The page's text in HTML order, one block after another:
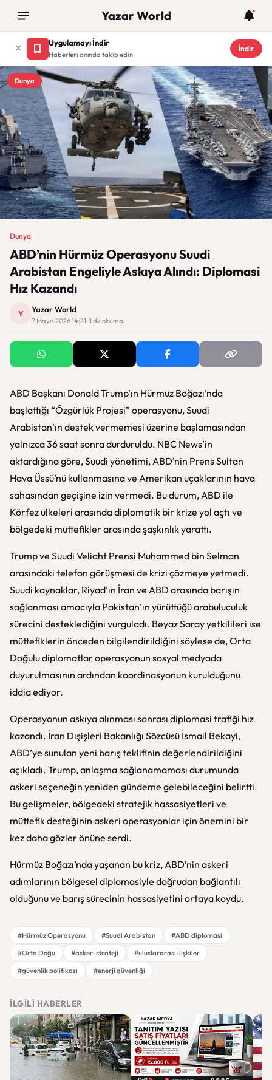
Yazar World
Uygulamayı İndir
Haberleri anında takip edin
İndir
Dunya
Dunya
ABD’nin Hürmüz Operasyonu Suudi
Arabistan Engeliyle Askıya Alındı: Diplomasi
Hız Kazandı
Y Yazar World
7 Mayıs 2026 14:21 · 1 dk okuma
ABD Başkanı Donald Trump’ın Hürmüz Boğazı’nda
başlattığı “Özgürlük Projesi” operasyonu, Suudi
Arabistan’ın destek vermemesi üzerine başlamasından
yalnızca 36 saat sonra durduruldu. NBC News’in
aktardığına göre, Suudi yönetimi, ABD’nin Prens Sultan
Hava Üssü’nü kullanmasına ve Amerikan uçaklarının hava
sahasından geçişine izin vermedi. Bu durum, ABD ile
Körfez ülkeleri arasında diplomatik bir krize yol açtı ve
bölgedeki müttefikler arasında şaşkınlık yarattı.
Trump ve Suudi Veliaht Prensi Muhammed bin Selman
arasındaki telefon görüşmesi de krizi çözmeye yetmedi.
Suudi kaynaklar, Riyad’ın İran ve ABD arasında barışın
sağlanması amacıyla Pakistan’ın yürüttüğü arabuluculuk
sürecini desteklediğini vurguladı. Beyaz Saray yetkilileri ise
müttefiklerin önceden bilgilendirildiğini söylese de, Orta
Doğulu diplomatlar operasyonun sosyal medyada
duyurulmasının ardından koordinasyonun kurulduğunu
iddia ediyor.
Operasyonun askıya alınması sonrası diplomasi trafiği hız
kazandı. İran Dışişleri Bakanlığı Sözcüsü İsmail Bekayi,
ABD’ye sunulan yeni barış teklifinin değerlendirildiğini
açıkladı. Trump, anlaşma sağlanamaması durumunda
askeri seçeneğin yeniden gündeme gelebileceğini belirtti.
Bu gelişmeler, bölgedeki stratejik hassasiyetleri ve
müttefik desteğinin askeri operasyonlar için önemini bir
kez daha gözler önüne serdi.
Hürmüz Boğazı’nda yaşanan bu kriz, ABD’nin askeri
adımlarının bölgesel diplomasiyle doğrudan bağlantılı
olduğunu ve barış sürecinin hassasiyetini ortaya koydu.
#Hürmüz Operasyonu #Suudi Arabistan
#ABD diplomasi
#Orta Doğu
#askeri strateji
#uluslararası ilişkiler
#güvenlik politikası
#enerji güvenliği
İLGILI HABERLER